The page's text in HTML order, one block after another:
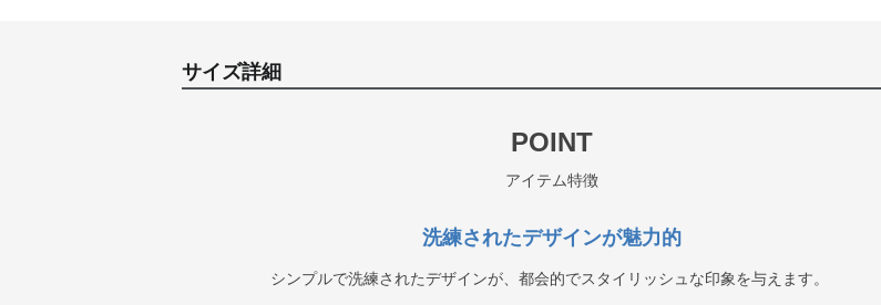
サイズ詳細
POINT
アイテム特徴
洗練されたデザインが魅力的
シンプルで洗練されたデザインが、都会的でスタイリッシュな印象を与えます。